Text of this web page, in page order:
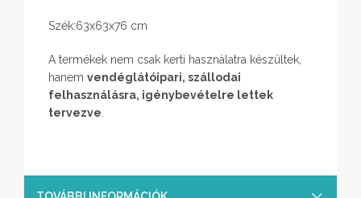
Szék:63x63x76 cm
A termékek nem csak kerti használatra készültek,
hanem vendéglátóipari, szállodai
felhasználásra, igénybevételre lettek
tervezve.